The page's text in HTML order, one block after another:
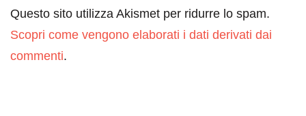
Questo sito utilizza Akismet per ridurre lo spam.
Scopri come vengono elaborati i dati derivati dai
commenti.